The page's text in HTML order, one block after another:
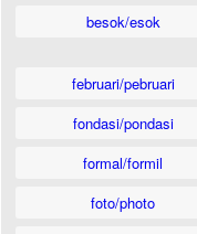
besok/esok
februari/pebruari
fondasi/pondasi
formal/formil
foto/photo